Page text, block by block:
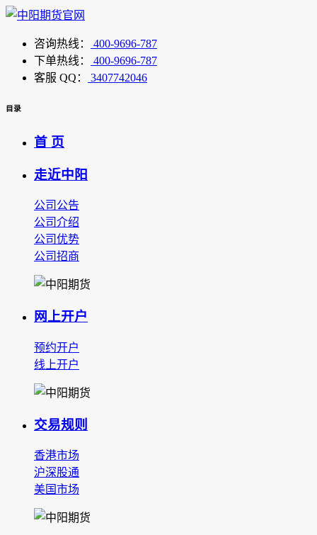
咨询热线：
400-9696-787
下单热线：
400-9696-787
客服 QQ：
3407742046
目录
首 页
走近中阳
公司公告
公司介绍
公司优势
公司招商
网上开户
预约开户
线上开户
交易规则
香港市场
沪深股通
美国市场